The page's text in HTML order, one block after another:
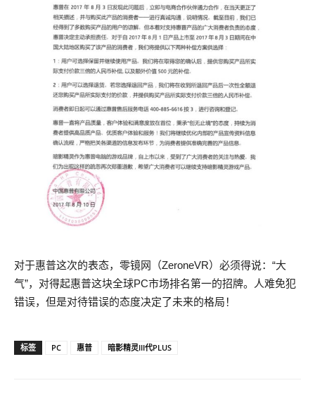
对于惠普这次的表态，零镜网（ZeroneVR）必须得说：“大
气”，对得起惠普这块全球PC市场排名第一的招牌。人难免犯
错误，但是对待错误的态度决定了未来的格局！
标签 PC 惠普 暗影精灵III代PLUS